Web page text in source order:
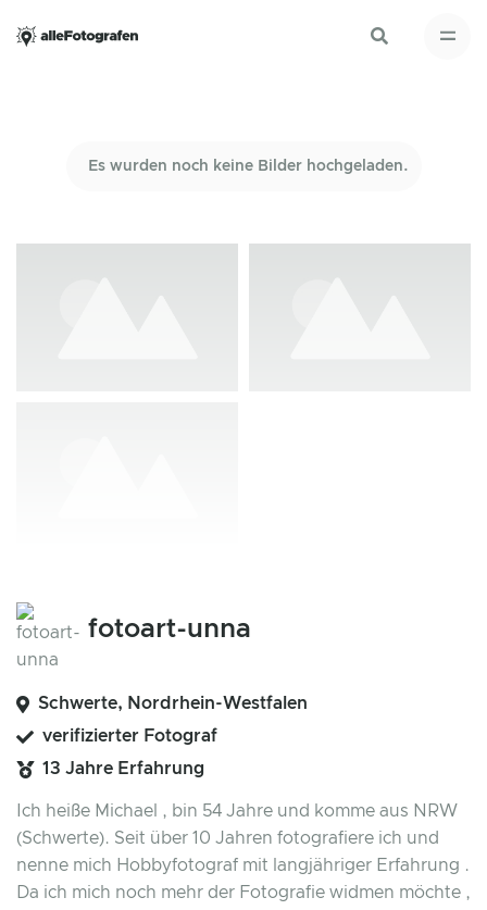
Es wurden noch keine Bilder hochgeladen.
fotoart-unna
Schwerte, Nordrhein-Westfalen
verifizierter Fotograf
13 Jahre Erfahrung
Ich heiße Michael , bin 54 Jahre und komme aus NRW
(Schwerte). Seit über 10 Jahren fotografiere ich und
nenne mich Hobbyfotograf mit langjähriger Erfahrung .
Da ich mich noch mehr der Fotografie widmen möchte ,